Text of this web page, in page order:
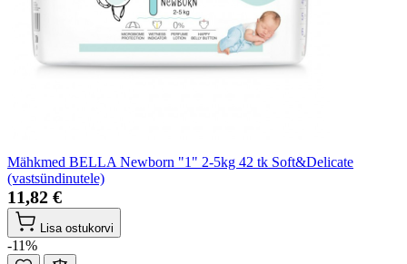
Mähkmed BELLA Newborn "1" 2-5kg 42 tk Soft&Delicate
(vastsündinutele)
11,82 €
Lisa ostukorvi
-11%